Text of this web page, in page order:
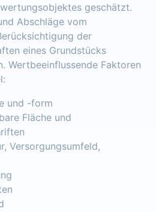
geschätzt.
Abschläge vom
der
eines Grundstücks
Wertbeeinflussende Faktoren
und -form
Fläche und
Versorgungsumfeld,